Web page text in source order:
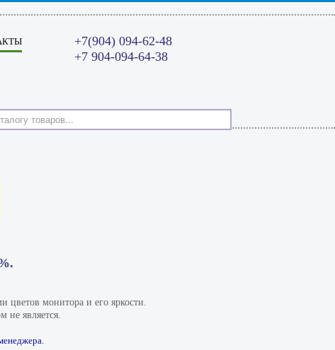
+7(904) 094-62-48
+7 904-094-64-38
цветов монитора и его яркости.
не является.